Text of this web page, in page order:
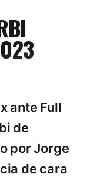
ante Full
de
por Jorge
de cara